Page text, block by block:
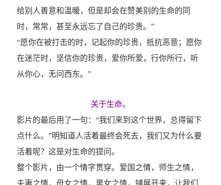
给别人善意和温暖，但是却会在赞美别的生命的同
时，常常，甚至永远忘了自己的珍贵。”
“愿你在被打击的时，记起你的珍贵，抵抗恶意；愿你
在迷茫时，坚信你的珍贵，爱你所爱，行你所行，听
从你心，无问西东。”
关于生命。
影片的最后用了一句：“我们来到这个世界，总得留下
点什么。”明知道人活着最终会死去，我们又为什么要
活着呢？这是对生命的提问。
整个影片，由一个情字贯穿。爱国之情，师生之情，
夫妻之情，母女之情，男女之情，铺展开来，让我们